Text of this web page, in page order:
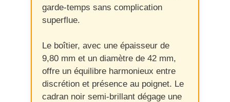
garde-temps sans complication
superflue.
Le boîtier, avec une épaisseur de
9,80 mm et un diamètre de 42 mm,
offre un équilibre harmonieux entre
discrétion et présence au poignet. Le
cadran noir semi-brillant dégage une